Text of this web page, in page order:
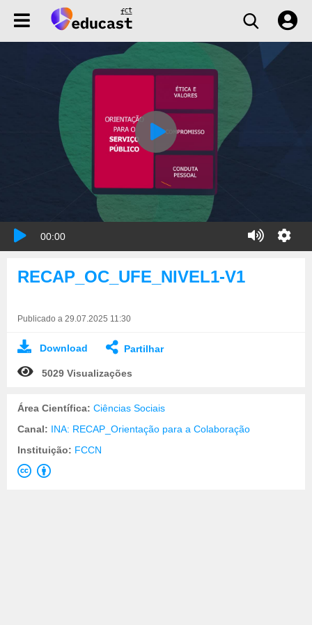
00:00
RECAP_OC_UFE_NIVEL1-V1
Publicado a 29.07.2025 11:30
Download Partilhar
5029 Visualizações
Área Científica: Ciências Sociais
Canal: INA: RECAP_Orientação para a Colaboração
Instituição: FCCN